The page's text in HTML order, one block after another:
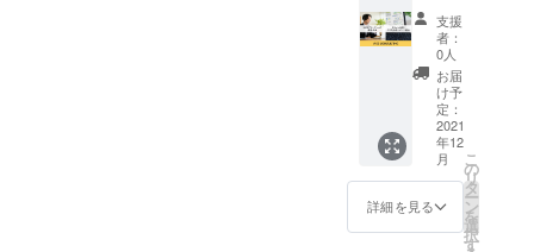
だきま
す。 ※
詳細は
メール
にてお
打ち合
わせい
たしま
す。
BRAND
INGのス
タジオ
でおこ
ないま
す。 住
所：東
京都渋
谷区
代々木
5-14-
※スタジ
】 オン
ライン
にて30
分程度
のWEB
ブラン
ディン
グ個別
相談が
できま
す。 ド
メイン
分析及
支援
者：
0人
お届
け予
定：
2021
年12
月
詳細を見る
こ
の
リ
タ
ー
ン
を
選
択
す